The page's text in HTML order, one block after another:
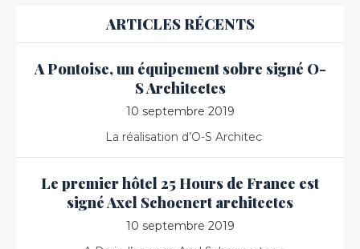
ARTICLES RÉCENTS
A Pontoise, un équipement sobre signé O-
S Architectes
10 septembre 2019
La réalisation d’O-S Architec
Le premier hôtel 25 Hours de France est
signé Axel Schoenert architectes
10 septembre 2019